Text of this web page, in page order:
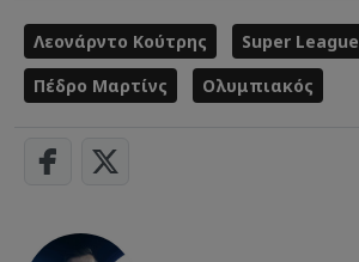
Λεονάρντο Κούτρης
Super League
Πέδρο Μαρτίνς
Ολυμπιακός